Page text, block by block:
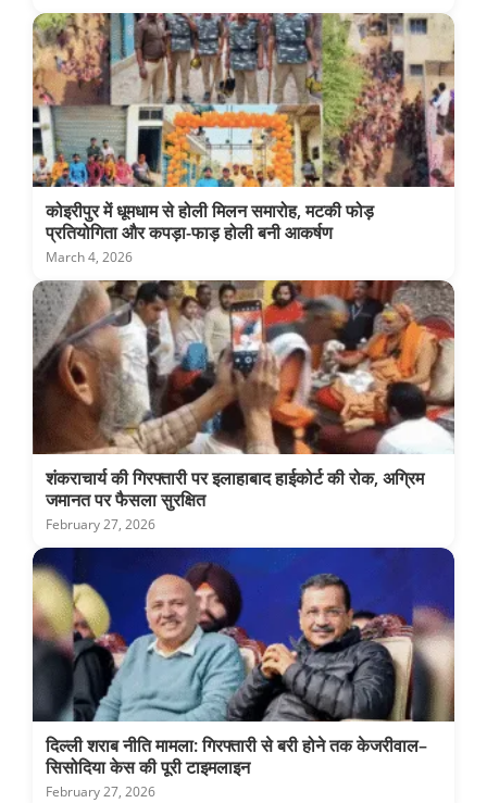
कोइरीपुर में धूमधाम से होली मिलन समारोह, मटकी फोड़
प्रतियोगिता और कपड़ा-फाड़ होली बनी आकर्षण
March 4, 2026
शंकराचार्य की गिरफ्तारी पर इलाहाबाद हाईकोर्ट की रोक, अग्रिम
जमानत पर फैसला सुरक्षित
February 27, 2026
दिल्ली शराब नीति मामला: गिरफ्तारी से बरी होने तक केजरीवाल–
सिसोदिया केस की पूरी टाइमलाइन
February 27, 2026